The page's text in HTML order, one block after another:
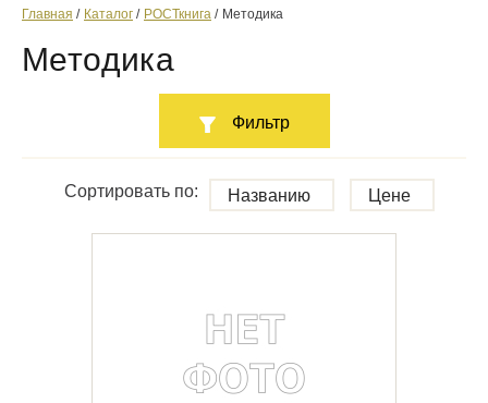
Главная Каталог РОСТкнига Методика
Методика
Фильтр
Сортировать по: Названию Цене